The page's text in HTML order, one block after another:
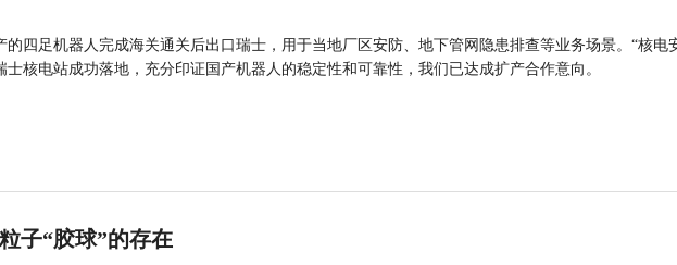
的四足机器人完成海关通关后出口瑞士，用于当地厂区安防、地下管网隐患排查等业务场景。“核电
核电站成功落地，充分印证国产机器人的稳定性和可靠性，我们已达成扩产合作意向。
子“胶球”的存在